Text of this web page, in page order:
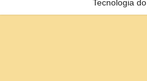
Tecnologia do